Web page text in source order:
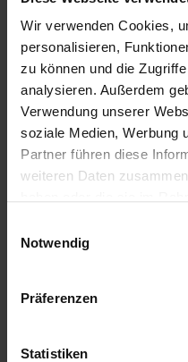
Wir verwenden Cookies,
personalisieren,
zu können und die
analysieren. Außerdem
Verwendung unserer
soziale Medien, Werbung
Partner führen diese
weiteren Daten
Notwendig
Präferenzen
Statistiken
Sei